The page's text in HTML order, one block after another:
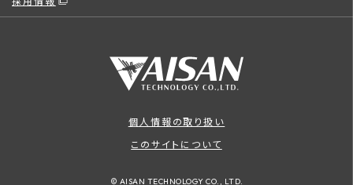
個人情報の取り扱い
このサイトについて
© AISAN TECHNOLOGY CO., LTD.